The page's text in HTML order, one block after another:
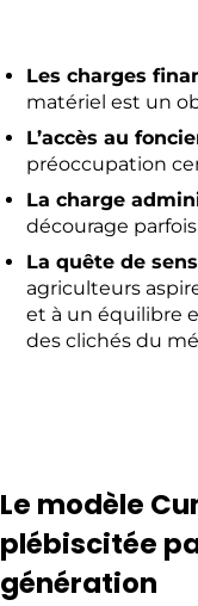
Les charges
matériel est un
L’accès au
préoccupation
La charge
décourage
La quête de
agriculteurs
et à un équilibre
des clichés du
Le modèle
plébiscitée
génération